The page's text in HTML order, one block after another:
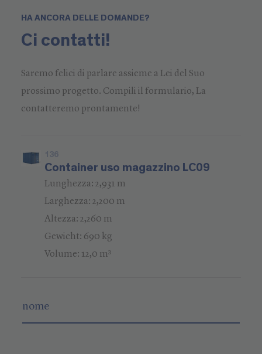
HA ANCORA DELLE DOMANDE?
Ci contatti!
Saremo felici di parlare assieme a Lei del Suo
prossimo progetto. Compili il formulario, La
contatteremo prontamente!
136
Container uso magazzino LC09
Lunghezza: 2,931 m
Larghezza: 2,200 m
Altezza: 2,260 m
Gewicht: 690 kg
Volume: 12,0 m³